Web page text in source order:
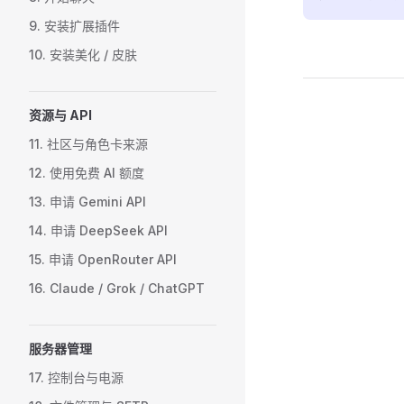
9. 安装扩展插件
10. 安装美化 / 皮肤
资源与 API
11. 社区与角色卡来源
12. 使用免费 AI 额度
13. 申请 Gemini API
14. 申请 DeepSeek API
15. 申请 OpenRouter API
16. Claude / Grok / ChatGPT
服务器管理
17. 控制台与电源